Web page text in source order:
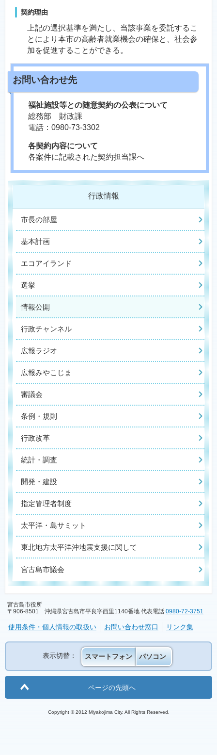
契約理由
上記の選択基準を満たし、当該事業を委託するこ
とにより本市の高齢者就業機会の確保と、社会参
加を促進することができる。
福祉施設等との随意契約の公表について
総務部 財政課
電話：0980-73-3302
各契約内容について
各案件に記載された契約担当課へ
行政情報
市長の部屋
基本計画
エコアイランド
選挙
情報公開
行政チャンネル
広報ラジオ
広報みやこじま
審議会
条例・規則
行政改革
統計・調査
開発・建設
指定管理者制度
太平洋・島サミット
東北地方太平洋沖地震支援に関して
宮古島市議会
宮古島市役所
〒906-8501 沖縄県宮古島市平良字西里1140番地 代表電話 0980-72-3751
使用条件・個人情報の取扱い お問い合わせ窓口 リンク集
表示切替： スマートフォン パソコン
ページの先頭へ
Copyright © 2012 Miyakojima City. All Rights Reserved.